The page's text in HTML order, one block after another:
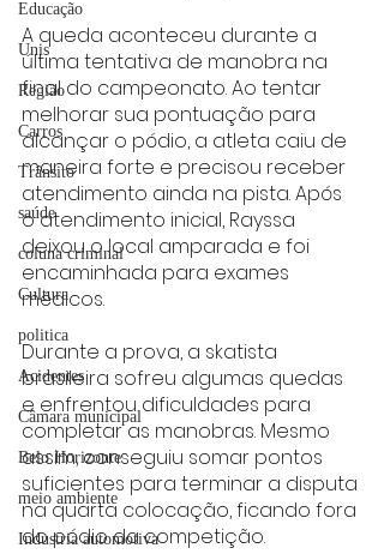
Educação
Unis
Região
Carros
Trânsito
saúde
coluna criminal
Cultura
politica
Acidentes
Câmara municipal
Belo Horizonte
meio ambiente
Industria automotiva
A queda aconteceu durante a
última tentativa de manobra na
final do campeonato. Ao tentar
melhorar sua pontuação para
alcançar o pódio, a atleta caiu de
maneira forte e precisou receber
atendimento ainda na pista. Após
o atendimento inicial, Rayssa
deixou o local amparada e foi
encaminhada para exames
médicos.
Durante a prova, a skatista
brasileira sofreu algumas quedas
e enfrentou dificuldades para
completar as manobras. Mesmo
assim, conseguiu somar pontos
suficientes para terminar a disputa
na quarta colocação, ficando fora
do pódio da competição.